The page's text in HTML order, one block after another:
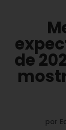
de
por